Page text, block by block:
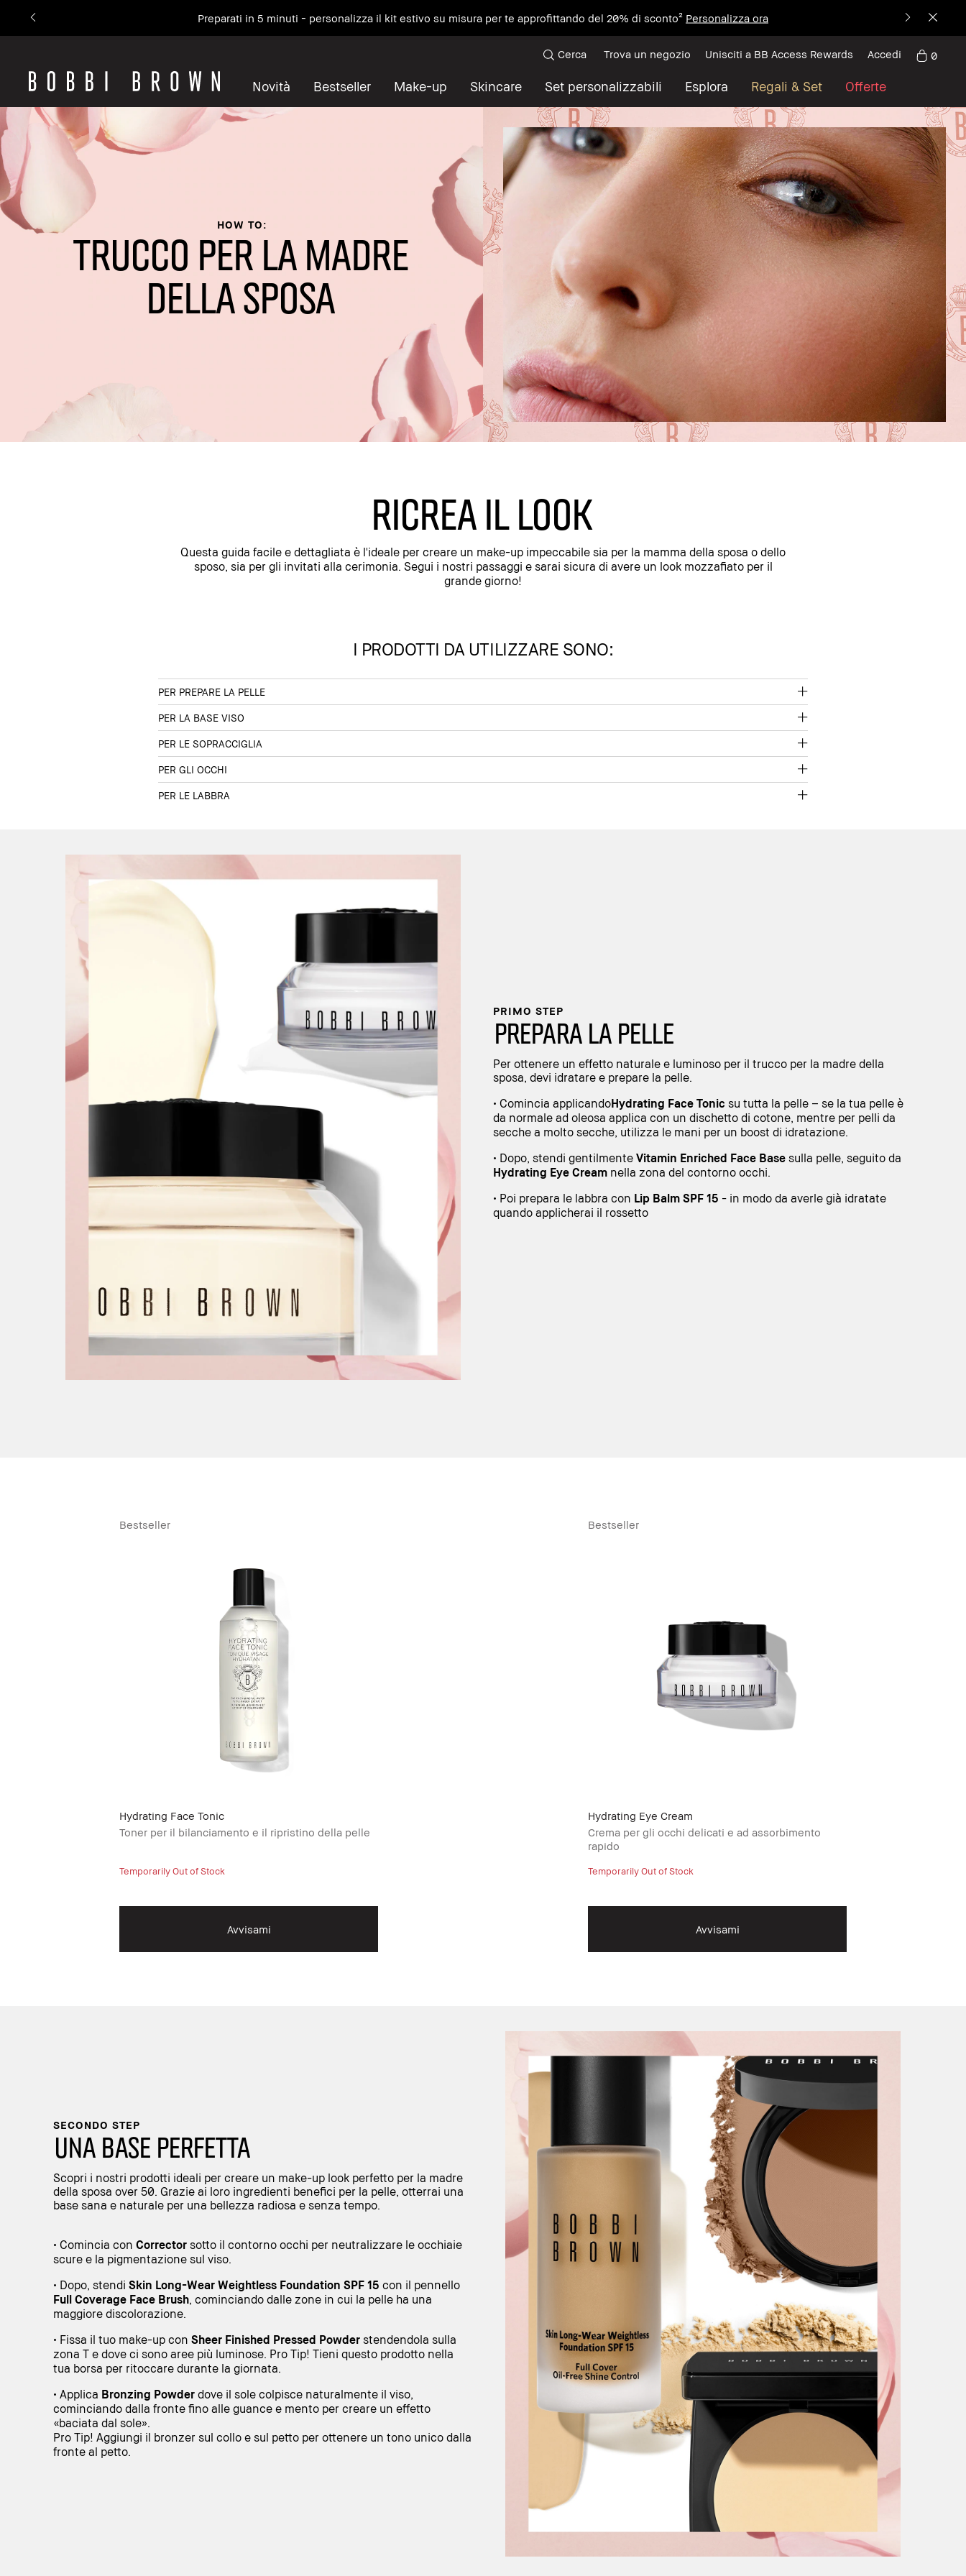
Preparati in 5 minuti - personalizza il kit estivo su misura per te approfittando del 20% di sconto² Personalizza ora
Novità Bestseller Make-up Skincare Set personalizzabili Esplora Regali & Set Offerte
Cerca Trova un negozio Unisciti a BB Access Rewards Accedi 0
HOW TO:
TRUCCO PER LA MADRE
DELLA SPOSA
RICREA IL LOOK
Questa guida facile e dettagliata è l'ideale per creare un make-up impeccabile sia per la mamma della sposa o dello
sposo, sia per gli invitati alla cerimonia. Segui i nostri passaggi e sarai sicura di avere un look mozzafiato per il
grande giorno!
I PRODOTTI DA UTILIZZARE SONO:
PER PREPARE LA PELLE
PER LA BASE VISO
PER LE SOPRACCIGLIA
PER GLI OCCHI
PER LE LABBRA
PRIMO STEP
PREPARA LA PELLE
Per ottenere un effetto naturale e luminoso per il trucco per la madre della
sposa, devi idratare e prepare la pelle.
• Comincia applicandoHydrating Face Tonic su tutta la pelle – se la tua pelle è
da normale ad oleosa applica con un dischetto di cotone, mentre per pelli da
secche a molto secche, utilizza le mani per un boost di idratazione.
• Dopo, stendi gentilmente Vitamin Enriched Face Base sulla pelle, seguito da
Hydrating Eye Cream nella zona del contorno occhi.
• Poi prepara le labbra con Lip Balm SPF 15 - in modo da averle già idratate
quando applicherai il rossetto
Bestseller
Hydrating Face Tonic
Toner per il bilanciamento e il ripristino della pelle
Temporarily Out of Stock
Avvisami
Bestseller
Hydrating Eye Cream
Crema per gli occhi delicati e ad assorbimento
rapido
Temporarily Out of Stock
Avvisami
SECONDO STEP
UNA BASE PERFETTA
Scopri i nostri prodotti ideali per creare un make-up look perfetto per la madre
della sposa over 50. Grazie ai loro ingredienti benefici per la pelle, otterrai una
base sana e naturale per una bellezza radiosa e senza tempo.
• Comincia con Corrector sotto il contorno occhi per neutralizzare le occhiaie
scure e la pigmentazione sul viso.
• Dopo, stendi Skin Long-Wear Weightless Foundation SPF 15 con il pennello
Full Coverage Face Brush, cominciando dalle zone in cui la pelle ha una
maggiore discolorazione.
• Fissa il tuo make-up con Sheer Finished Pressed Powder stendendola sulla
zona T e dove ci sono aree più luminose. Pro Tip! Tieni questo prodotto nella
tua borsa per ritoccare durante la giornata.
• Applica Bronzing Powder dove il sole colpisce naturalmente il viso,
cominciando dalla fronte fino alle guance e mento per creare un effetto
«baciata dal sole».
Pro Tip! Aggiungi il bronzer sul collo e sul petto per ottenere un tono unico dalla
fronte al petto.